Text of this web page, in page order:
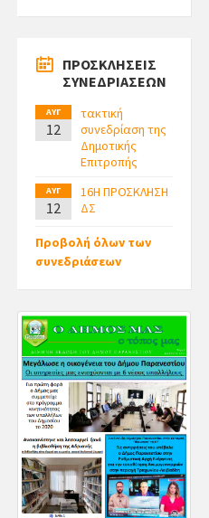
ΠΡΟΣΚΛΗΣΕΙΣ
ΣΥΝΕΔΡΙΑΣΕΩΝ
ΑΥΓ
12
τακτική
συνεδρίαση της
Δημοτικής
Επιτροπής
ΑΥΓ
12
16Η ΠΡΟΣΚΛΗΣΗ
ΔΣ
Προβολή όλων των
συνεδριάσεων